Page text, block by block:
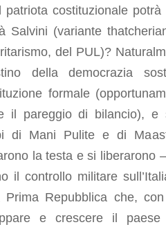
patriota costituzionale
Salvini (variante
del PUL)?
della democrazia
formale
il pareggio di bilancio), e
di Mani Pulite e di
la testa e si liberarono
il controllo militare
Prima Repubblica che,
e crescere il